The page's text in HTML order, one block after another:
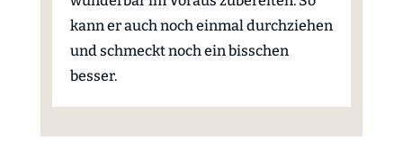
kann er auch noch einmal durchziehen
und schmeckt noch ein bisschen
besser.